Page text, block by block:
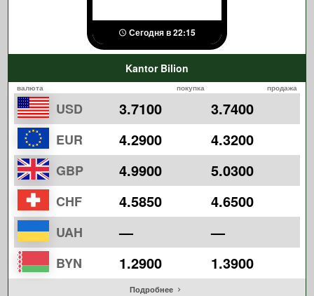
Сегодня в 22:15
Kantor Bilion
валюта покупка продажа
USD 3.7100 3.7400
EUR 4.2900 4.3200
GBP 4.9900 5.0300
CHF 4.5850 4.6500
UAH — —
BYN 1.2900 1.3900
Подробнее